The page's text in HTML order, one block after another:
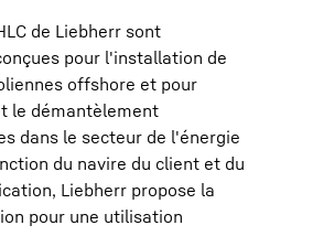
de Liebherr sont
pour l'installation de
offshore et pour
le démantèlement
dans le secteur de l'énergie
du navire du client et du
Liebherr propose la
pour une utilisation